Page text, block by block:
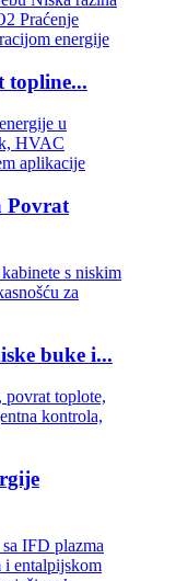
topline...
Povrat
buke i...